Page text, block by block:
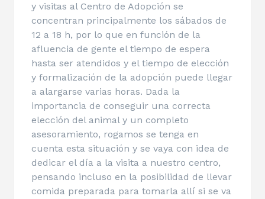
y visitas al Centro de Adopción se
concentran principalmente los sábados de
12 a 18 h, por lo que en función de la
afluencia de gente el tiempo de espera
hasta ser atendidos y el tiempo de elección
y formalización de la adopción puede llegar
a alargarse varias horas. Dada la
importancia de conseguir una correcta
elección del animal y un completo
asesoramiento, rogamos se tenga en
cuenta esta situación y se vaya con idea de
dedicar el día a la visita a nuestro centro,
pensando incluso en la posibilidad de llevar
comida preparada para tomarla allí si se va